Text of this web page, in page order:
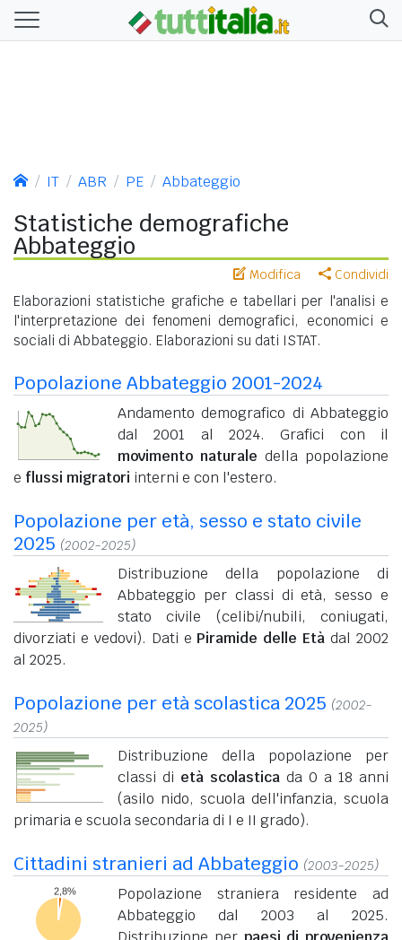
IT ABR PE Abbateggio
Statistiche demografiche
Abbateggio
Modifica Condividi
Elaborazioni statistiche grafiche e tabellari per l'analisi e
l'interpretazione dei fenomeni demografici, economici e
sociali di Abbateggio. Elaborazioni su dati ISTAT.
Popolazione Abbateggio 2001-2024
Andamento demografico di Abbateggio
dal 2001 al 2024. Grafici con il
movimento naturale della popolazione
e flussi migratori interni e con l'estero.
Popolazione per età, sesso e stato civile
2025 (2002-2025)
Distribuzione della popolazione di
Abbateggio per classi di età, sesso e
stato civile (celibi/nubili, coniugati,
divorziati e vedovi). Dati e Piramide delle Età dal 2002
al 2025.
Popolazione per età scolastica 2025 (2002-
2025)
Distribuzione della popolazione per
classi di età scolastica da 0 a 18 anni
(asilo nido, scuola dell'infanzia, scuola
primaria e scuola secondaria di I e II grado).
Cittadini stranieri ad Abbateggio (2003-2025)
Popolazione straniera residente ad
Abbateggio dal 2003 al 2025.